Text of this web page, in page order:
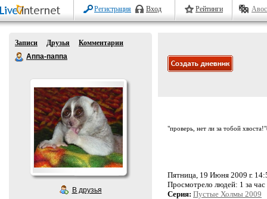
Регистрация Вход Рейтинги
Записи Друзья
Комментарии
Аппа-паппа
В друзья
"проверь, нет ли за тобой
Пятница, 19 Июня 2009 г.
Просмотрело людей: 1 за
Серия: Пустые Холмы 2009